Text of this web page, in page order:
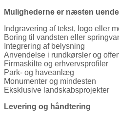
Mulighederne er næsten
Indgravering af tekst, logo eller
Boring til vandsten eller
Integrering af belysning
Anvendelse i rundkørsler og
Firmaskilte og erhvervsprofiler
Park- og haveanlæg
Monumenter og mindesten
Eksklusive landskabsprojekter
Levering og håndtering